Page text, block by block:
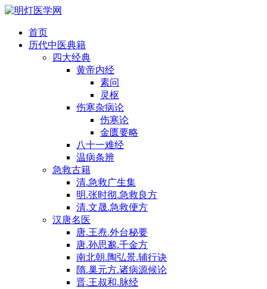
首页
历代中医典籍
四大经典
黄帝内经
素问
灵枢
伤寒杂病论
伤寒论
金匮要略
八十一难经
温病条辨
急救古籍
清.急救广生集
明.张时彻.急救良方
清.文晟.急救便方
汉唐名医
唐.王焘.外台秘要
唐.孙思邈.千金方
南北朝.陶弘景.辅行诀
隋.巢元方.诸病源候论
晋.王叔和.脉经